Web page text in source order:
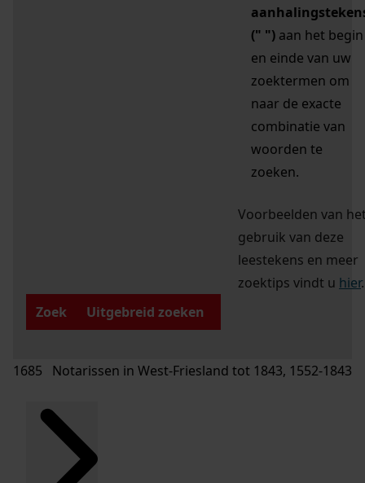
(" ") aan het begin
en einde van uw
zoektermen om
naar de exacte
combinatie van
woorden te
zoeken.
Voorbeelden van
gebruik van deze
leestekens en meer
zoektips vindt u hier.
Zoek
Uitgebreid zoeken
1685 Notarissen in West-Friesland tot 1843, 1552-1843